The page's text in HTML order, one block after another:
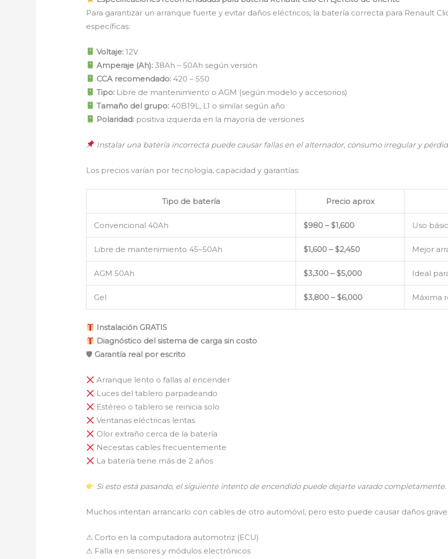
Para garantizar un arranque fuerte y evitar daños eléctricos, la batería correcta para Renault
específicas:
Voltaje: 12V
Amperaje (Ah): 38Ah – 50Ah según versión
CCA recomendado: 420 – 550
Tipo: Libre de mantenimiento o AGM (según modelo y accesorios)
Tamaño del grupo: 40B19L, L1 o similar según año
Polaridad: positiva izquierda en la mayoría de versiones
Instalar una batería incorrecta puede causar fallas en el alternador, consumo irregular y
Los precios varían por tecnología, capacidad y garantías:
Tipo de batería Precio aprox
Convencional 40Ah $980 – $1,600 Uso
Libre de mantenimiento 45–50Ah $1,600 – $2,450 Mejor
AGM 50Ah $3,300 – $5,000 Ideal
Gel $3,800 – $6,000 Máxima
Instalación GRATIS
Diagnóstico del sistema de carga sin costo
🛡 Garantía real por escrito
Arranque lento o fallas al encender
Luces del tablero parpadeando
Estéreo o tablero se reinicia solo
Ventanas eléctricas lentas
Olor extraño cerca de la batería
Necesitas cables frecuentemente
La batería tiene más de 2 años
Si esto está pasando, el siguiente intento de encendido puede dejarte varado completamente.
Muchos intentan arrancarlo con cables de otro automóvil, pero esto puede causar daños
⚠ Corto en la computadora automotriz (ECU)
⚠ Falla en sensores y módulos electrónicos